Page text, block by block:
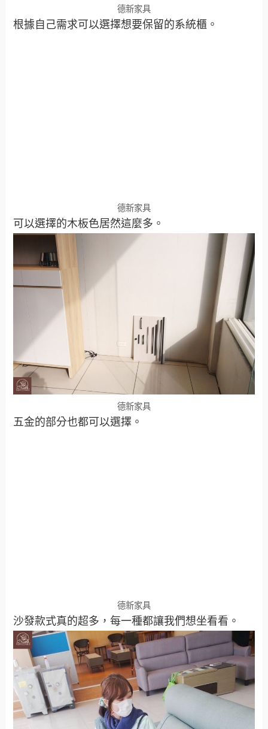
德新家具
根據自己需求可以選擇想要保留的系統櫃。
德新家具
可以選擇的木板色居然這麼多。
德新家具
五金的部分也都可以選擇。
德新家具
沙發款式真的超多，每一種都讓我們想坐看看。